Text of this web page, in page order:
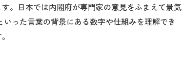
。日本では内閣府が専門家の意見をふまえて景気
った言葉の背景にある数字や仕組みを理解でき